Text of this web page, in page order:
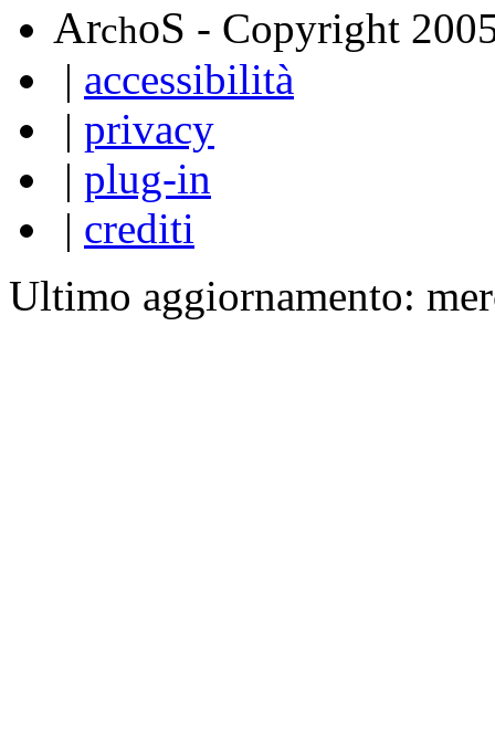
ArchoS - Copyright
| accessibilità
| privacy
| plug-in
| crediti
Ultimo aggiornamento: